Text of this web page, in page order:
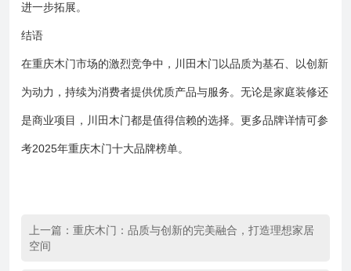
进一步拓展。
结语
在重庆木门市场的激烈竞争中，川田木门以品质为基石、以创新
为动力，持续为消费者提供优质产品与服务。无论是家庭装修还
是商业项目，川田木门都是值得信赖的选择。更多品牌详情可参
考2025年重庆木门十大品牌榜单。
上一篇： 重庆木门：品质与创新的完美融合，打造理想家居
空间